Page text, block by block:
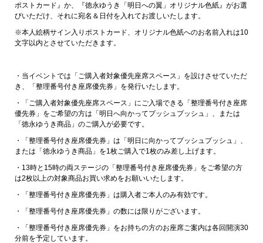
ポストカード』か、『徳永ゆうき「明日への翼」オリジナル色紙』がお選
びいただけ、それに宛名＆日付を入れてお渡しいたします。
※本人絵柄サイン入りポストカード、オリジナル色紙へのお名前入れは10
文字以内とさせていただきます。
・当イベントでは「ご購入者対象優先座席スペース」を設けさせていただ
き、「整理番号付き座席優先券」を発行いたします。
・「ご購入者対象優先座席スペース」にご入場できる「整理番号付き座席
優先券」をご希望の方は「明日へ向かってプッシュプッシュ」、または
「徳永ゆうき商品」のご購入が必要です。
・「整理番号付き座席優先券」は「明日に向かってプッシュプッシュ」、
または「徳永ゆうき商品」を1枚ご購入で1枚のみ差し上げます。
・13時と15時の両ステージの「整理番号付き座席優先券」をご希望の方
は2枚以上の対象商品お買い求めをお願いいたします。
・「整理番号付き座席優先券」は購入者ご本人のみ有効です。
・「整理番号付き座席優先券」の数には限りがございます。
・「整理番号付き座席優先券」をお持ちの方のお座席ご案内は各回開演30
分前を予定しています。